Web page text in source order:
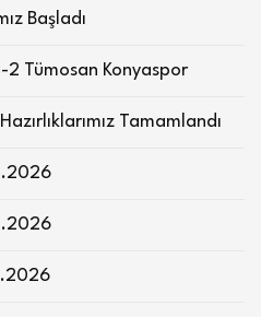
Başladı
Tümosan Konyaspor
Tamamlandı